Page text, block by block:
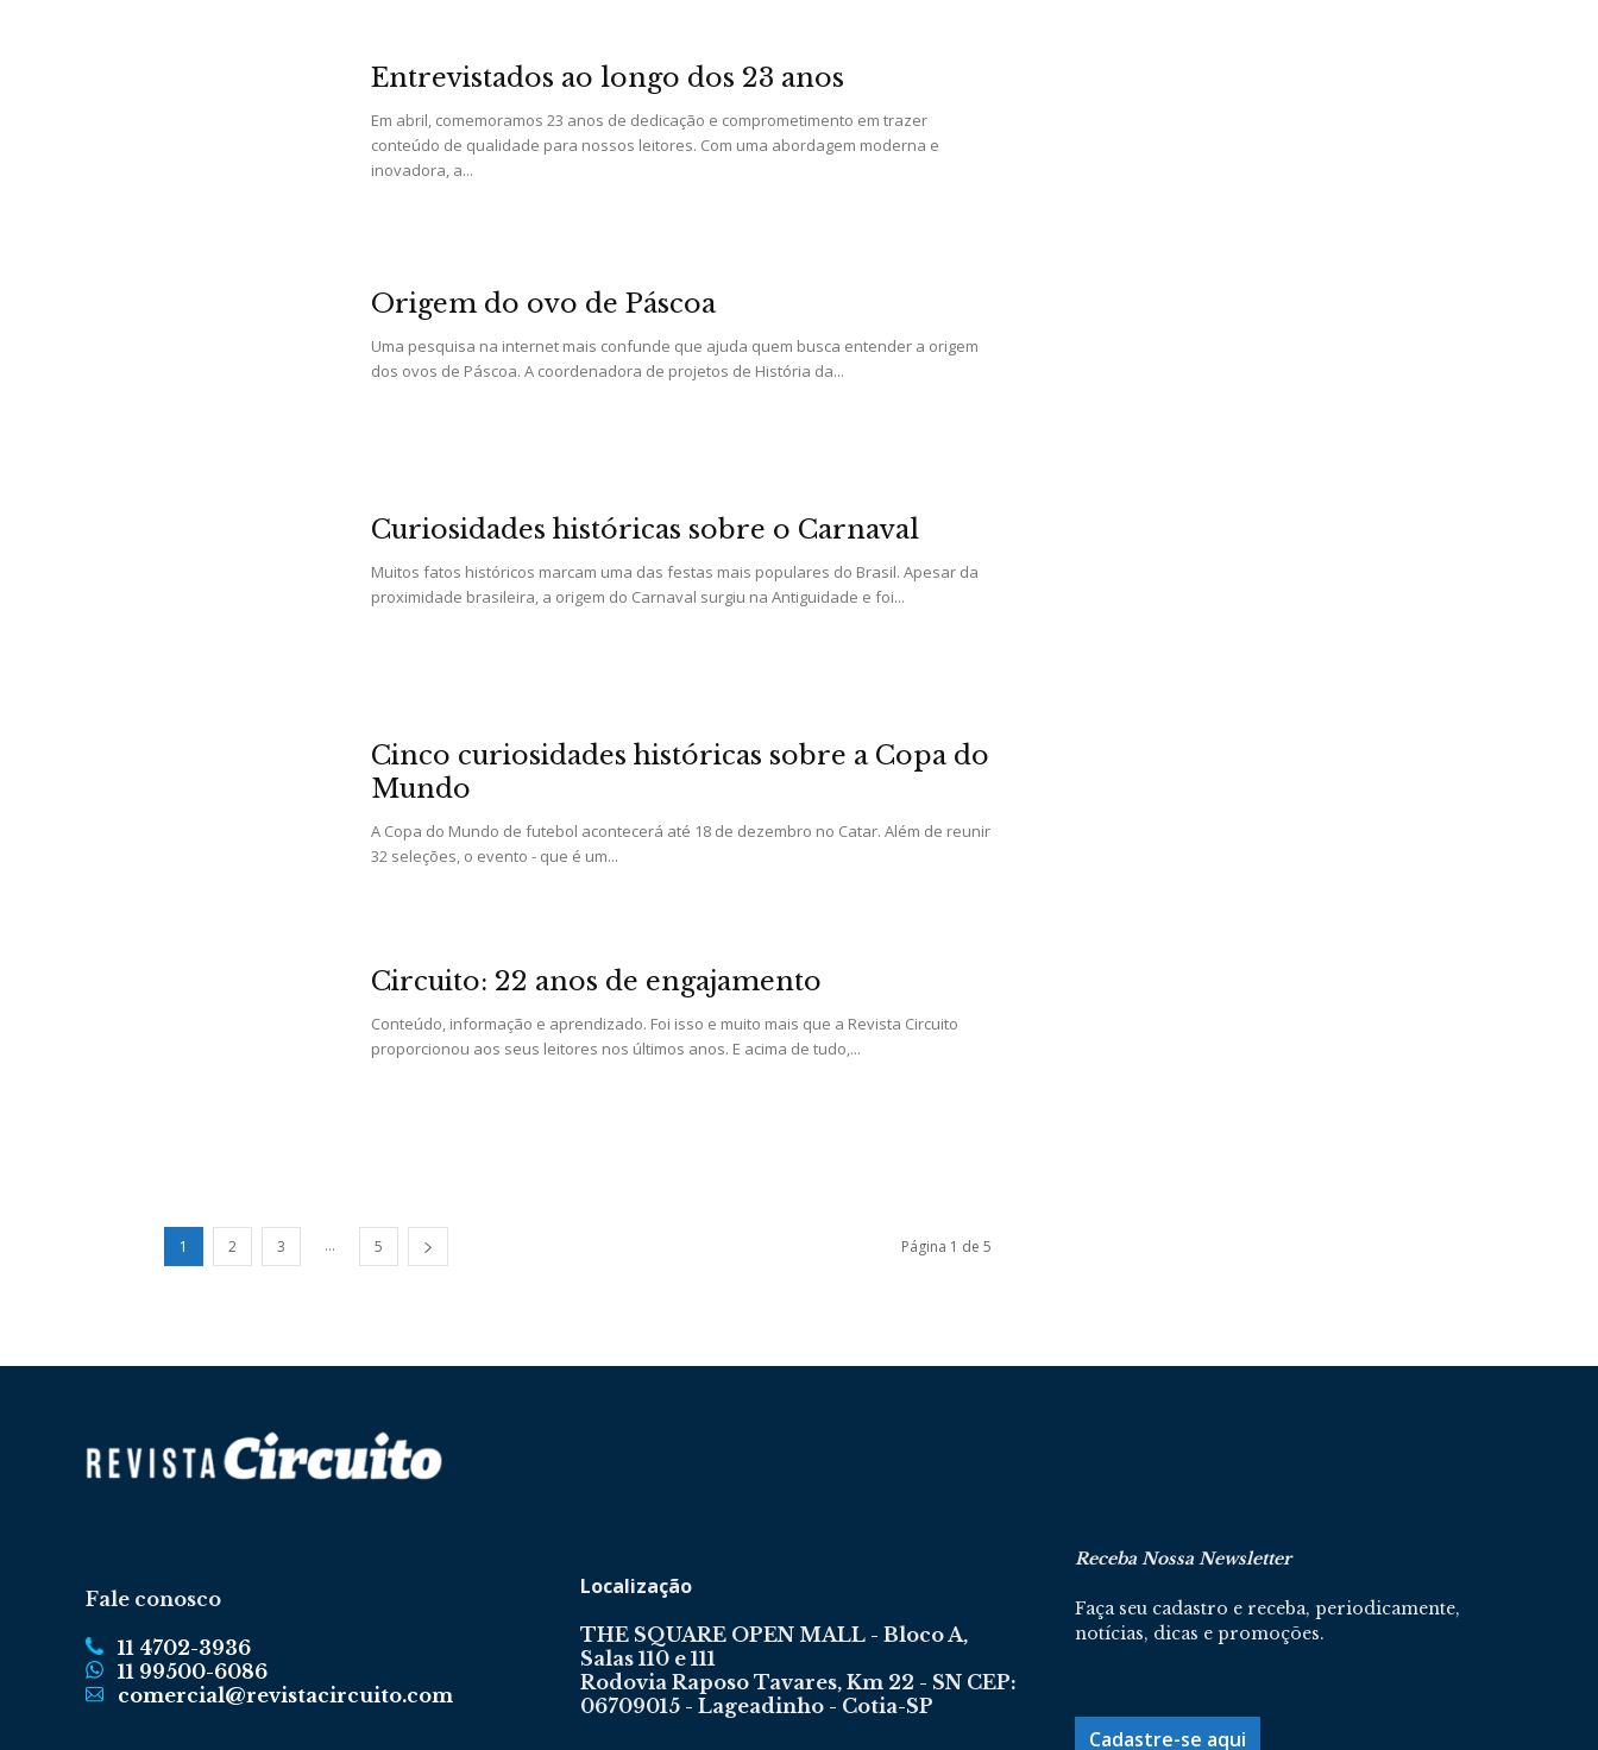
Entrevistados ao longo dos 23 anos
Em abril, comemoramos 23 anos de dedicação e comprometimento em trazer
conteúdo de qualidade para nossos leitores. Com uma abordagem moderna e
inovadora, a...
Origem do ovo de Páscoa
Uma pesquisa na internet mais confunde que ajuda quem busca entender a origem
dos ovos de Páscoa. A coordenadora de projetos de História da...
Curiosidades históricas sobre o Carnaval
Muitos fatos históricos marcam uma das festas mais populares do Brasil. Apesar da
proximidade brasileira, a origem do Carnaval surgiu na Antiguidade e foi...
Cinco curiosidades históricas sobre a Copa do
Mundo
A Copa do Mundo de futebol acontecerá até 18 de dezembro no Catar. Além de reunir
32 seleções, o evento - que é um...
Circuito: 22 anos de engajamento
Conteúdo, informação e aprendizado. Foi isso e muito mais que a Revista Circuito
proporcionou aos seus leitores nos últimos anos. E acima de tudo,...
1 2 3 ... 5 Página 1 de 5
Fale conosco
11 4702-3936
11 99500-6086
comercial@revistacircuito.com
Localização
THE SQUARE OPEN MALL - Bloco A,
Salas 110 e 111
Rodovia Raposo Tavares, Km 22 - SN CEP:
06709015 - Lageadinho - Cotia-SP
Receba Nossa Newsletter
Faça seu cadastro e receba, periodicamente,
notícias, dicas e promoções.
Cadastre-se aqui